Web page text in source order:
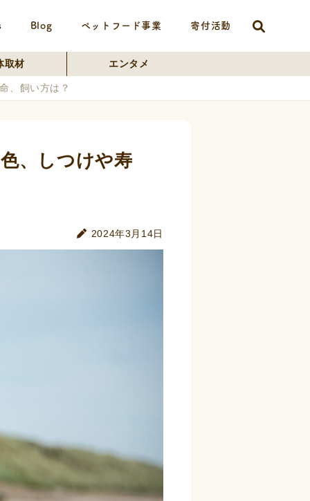
Blog ペットフード事業 寄付活動
取材 エンタメ
、飼い方は？
、しつけや寿
2024年3月14日